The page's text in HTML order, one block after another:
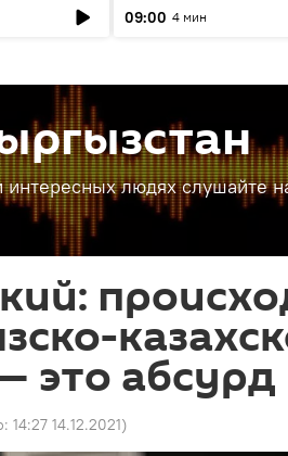
09:00 4 мин
интересных людях слушайте
это абсурд
14:27 14.12.2021)